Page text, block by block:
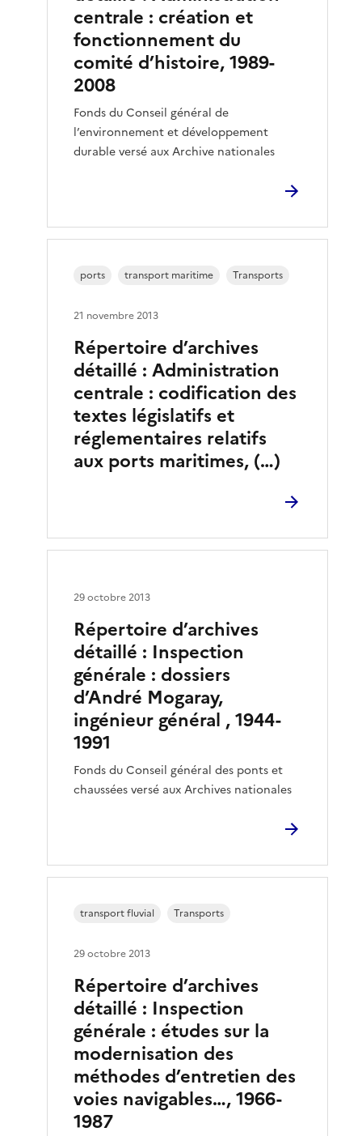
centrale : création et
fonctionnement du
comité d’histoire, 1989-
2008
Fonds du Conseil général de
l’environnement et développement
durable versé aux Archive nationales
Répertoire d’archives
détaillé : Administration
centrale : codification des
textes législatifs et
réglementaires relatifs
aux ports maritimes, (…)
ports transport maritime Transports
21 novembre 2013
Répertoire d’archives
détaillé : Inspection
générale : dossiers
d’André Mogaray,
ingénieur général , 1944-
1991
Fonds du Conseil général des ponts et
chaussées versé aux Archives nationales
29 octobre 2013
Répertoire d’archives
détaillé : Inspection
générale : études sur la
modernisation des
méthodes d’entretien des
voies navigables…, 1966-
1987
transport fluvial Transports
29 octobre 2013